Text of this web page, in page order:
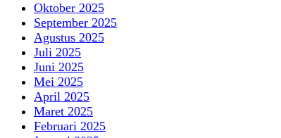
Oktober 2025
September 2025
Agustus 2025
Juli 2025
Juni 2025
Mei 2025
April 2025
Maret 2025
Februari 2025